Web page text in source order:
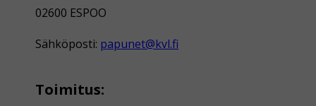
02600 ESPOO
Sähköposti: papunet@kvl.fi
Toimitus: